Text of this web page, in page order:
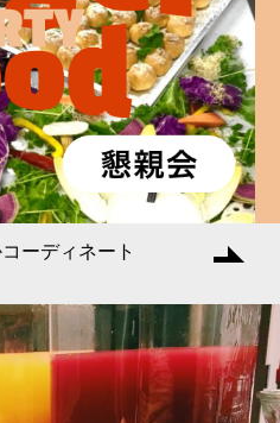
ーディネート